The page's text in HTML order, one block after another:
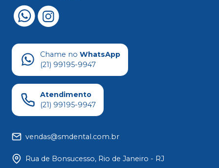
Chame no WhatsApp
(21) 99195-9947
Atendimento
(21) 99195-9947
vendas@smdental.com.br
Rua de Bonsucesso, Rio de Janeiro - RJ